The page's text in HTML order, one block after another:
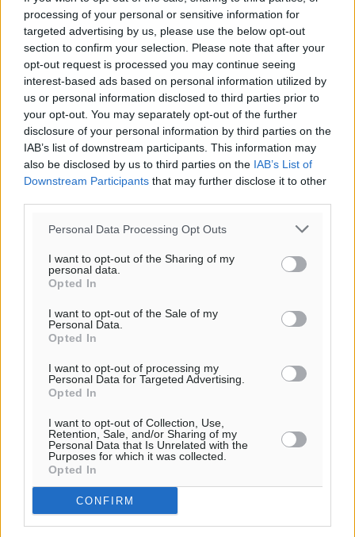
processing of your personal or sensitive information for
targeted advertising by us, please use the below opt-out
section to confirm your selection. Please note that after your
opt-out request is processed you may continue seeing
interest-based ads based on personal information utilized by
us or personal information disclosed to third parties prior to
your opt-out. You may separately opt-out of the further
disclosure of your personal information by third parties on the
IAB’s list of downstream participants. This information may
also be disclosed by us to third parties on the IAB’s List of
Downstream Participants that may further disclose it to other
Personal Data Processing Opt Outs
I want to opt-out of the Sharing of my
personal data.
Opted In
I want to opt-out of the Sale of my
Personal Data.
Opted In
I want to opt-out of processing my
Personal Data for Targeted Advertising.
Opted In
I want to opt-out of Collection, Use,
Retention, Sale, and/or Sharing of my
Personal Data that Is Unrelated with the
Purposes for which it was collected.
Opted In
CONFIRM
ΝΔ
24°/25°
06:18
20:06
πρόγνωση:
31°
ΚΥ
29°
ΔΕ